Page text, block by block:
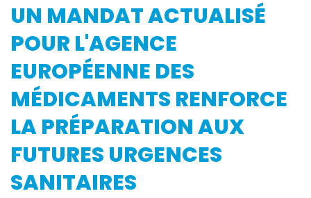
UN MANDAT ACTUALISÉ
POUR L'AGENCE
EUROPÉENNE DES
MÉDICAMENTS RENFORCE
LA PRÉPARATION AUX
FUTURES URGENCES
SANITAIRES